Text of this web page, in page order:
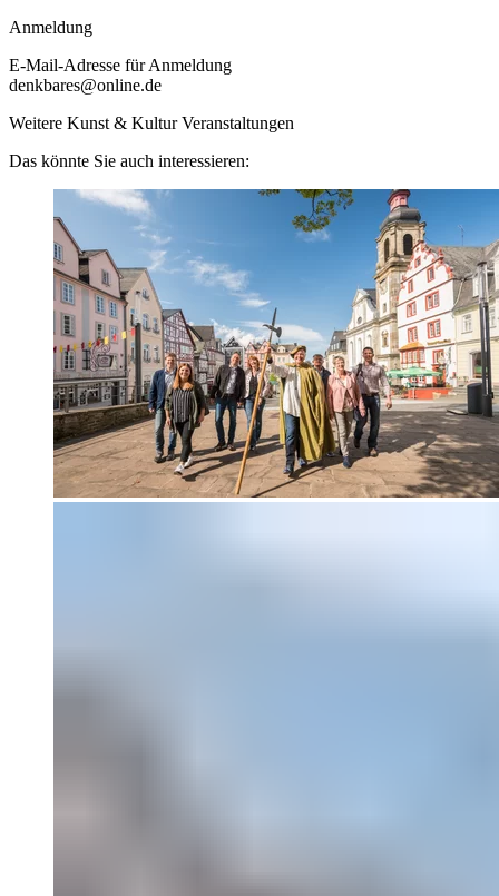
Anmeldung
E-Mail-Adresse für Anmeldung
denkbares@online.de
Weitere Kunst & Kultur Veranstaltungen
Das könnte Sie auch interessieren: